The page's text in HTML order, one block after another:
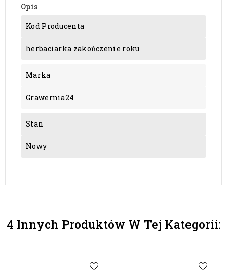
Opis
Kod Producenta
herbaciarka zakończenie roku
Marka
Grawernia24
Stan
Nowy
4 Innych Produktów W Tej Kategorii: